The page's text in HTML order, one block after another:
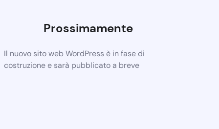
Prossimamente
Il nuovo sito web WordPress è in fase di
costruzione e sarà pubblicato a breve